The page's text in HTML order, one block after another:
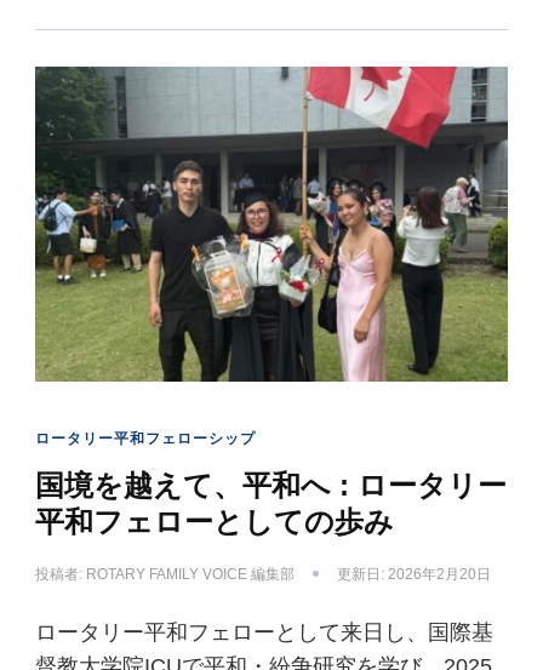
ロータリー平和フェローシップ
国境を越えて、平和へ : ロータリー
平和フェローとしての歩み
投稿者: ROTARY FAMILY VOICE 編集部 更新日: 2026年2月20日
ロータリー平和フェローとして来日し、国際基